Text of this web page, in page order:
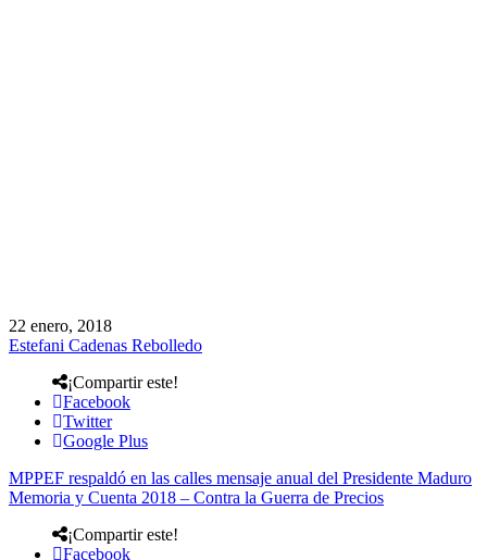
22 enero, 2018
Estefani Cadenas Rebolledo
¡Compartir este!
Facebook
Twitter
Google Plus
MPPEF respaldó en las calles mensaje anual del Presidente Maduro
Memoria y Cuenta 2018 – Contra la Guerra de Precios
¡Compartir este!
Facebook